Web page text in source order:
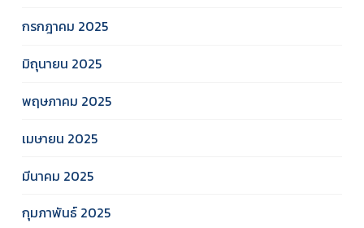
กรกฎาคม 2025
มิถุนายน 2025
พฤษภาคม 2025
เมษายน 2025
มีนาคม 2025
กุมภาพันธ์ 2025